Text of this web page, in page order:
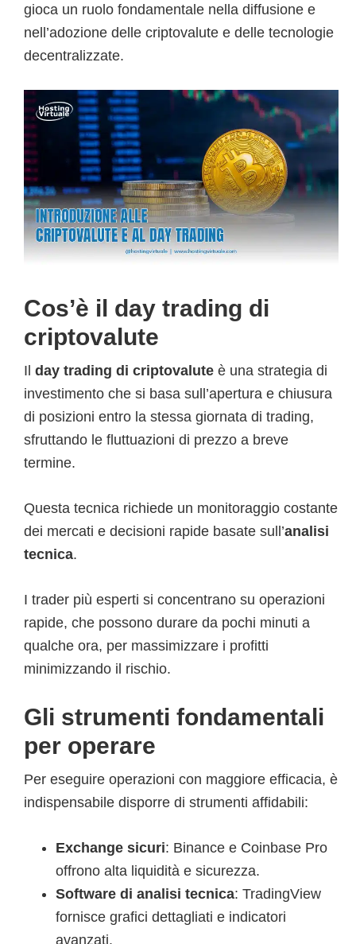
gioca un ruolo fondamentale nella diffusione e
nell’adozione delle criptovalute e delle tecnologie
decentralizzate.
Cos’è il day trading di
criptovalute
Il day trading di criptovalute è una strategia di
investimento che si basa sull’apertura e chiusura
di posizioni entro la stessa giornata di trading,
sfruttando le fluttuazioni di prezzo a breve
termine.
Questa tecnica richiede un monitoraggio costante
dei mercati e decisioni rapide basate sull’analisi
tecnica.
I trader più esperti si concentrano su operazioni
rapide, che possono durare da pochi minuti a
qualche ora, per massimizzare i profitti
minimizzando il rischio.
Gli strumenti fondamentali
per operare
Per eseguire operazioni con maggiore efficacia, è
indispensabile disporre di strumenti affidabili:
Exchange sicuri: Binance e Coinbase Pro
offrono alta liquidità e sicurezza.
Software di analisi tecnica: TradingView
fornisce grafici dettagliati e indicatori
avanzati.